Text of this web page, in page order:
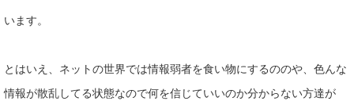
います。
とはいえ、ネットの世界では情報弱者を食い物にするののや、色んな
情報が散乱してる状態なので何を信じていいのか分からない方達が